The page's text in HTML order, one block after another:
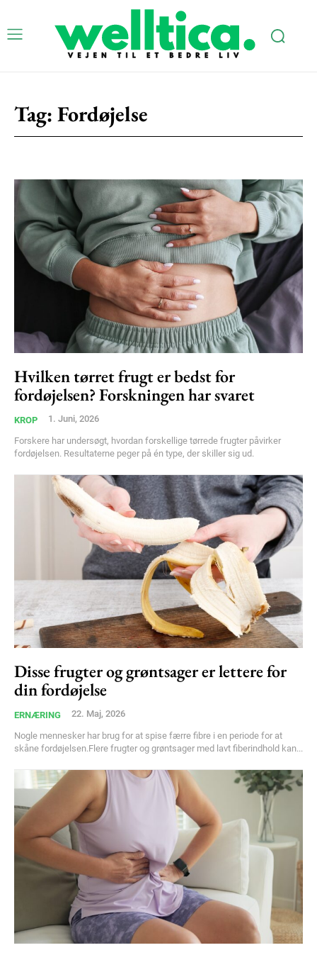
Subscription Plans
Tag: Fordøjelse
Hvilken tørret frugt er bedst for
fordøjelsen? Forskningen har svaret
KROP 1. Juni, 2026
Forskere har undersøgt, hvordan forskellige tørrede frugter påvirker
fordøjelsen. Resultaterne peger på én type, der skiller sig ud.
Disse frugter og grøntsager er lettere for
din fordøjelse
ERNÆRING 22. Maj, 2026
Nogle mennesker har brug for at spise færre fibre i en periode for at
skåne fordøjelsen.Flere frugter og grøntsager med lavt fiberindhold kan...